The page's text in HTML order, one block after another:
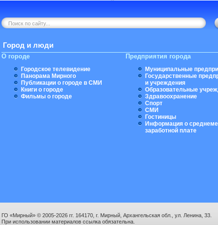
Город и люди
О городе
Городское телевидение
Панорама Мирного
Публикации о городе в СМИ
Книги о городе
Фильмы о городе
Предприятия города
Муниципальные
Государственные
и учреждения
Образовательные
Здравоохранение
Спорт
СМИ
Гостиницы
Информация о
заработной плате
ГО «Мирный» © 2005-2026 гг. 164170, г. Мирный, Архангельская обл., ул. Ленина, 33.
При использовании материалов ссылка обязательна.